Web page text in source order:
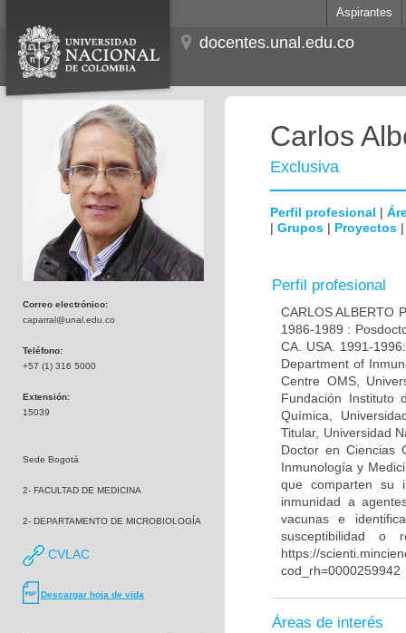
Aspirantes
docentes.unal.edu.co
Correo electrónico:
caparral@unal.edu.co
Teléfono:
+57 (1) 316 5000
Extensión:
15039
Sede Bogotá
2- FACULTAD DE MEDICINA
2- DEPARTAMENTO DE MICROBIOLOGÍA
CVLAC
Descargar hoja de vida
Carlos
Exclusiva
Perfil profesional |
| Grupos | Proyectos
Perfil profesional
CARLOS ALBERTO
1986-1989 :
CA. USA. 1991-
Department of
Centre OMS,
Fundación Instituto
Química,
Titular, Universidad
Doctor en Ciencias
Inmunología y
que comparten su
inmunidad a
vacunas e
susceptibilidad o
https://
cod_rh=0000259942
Áreas de interés